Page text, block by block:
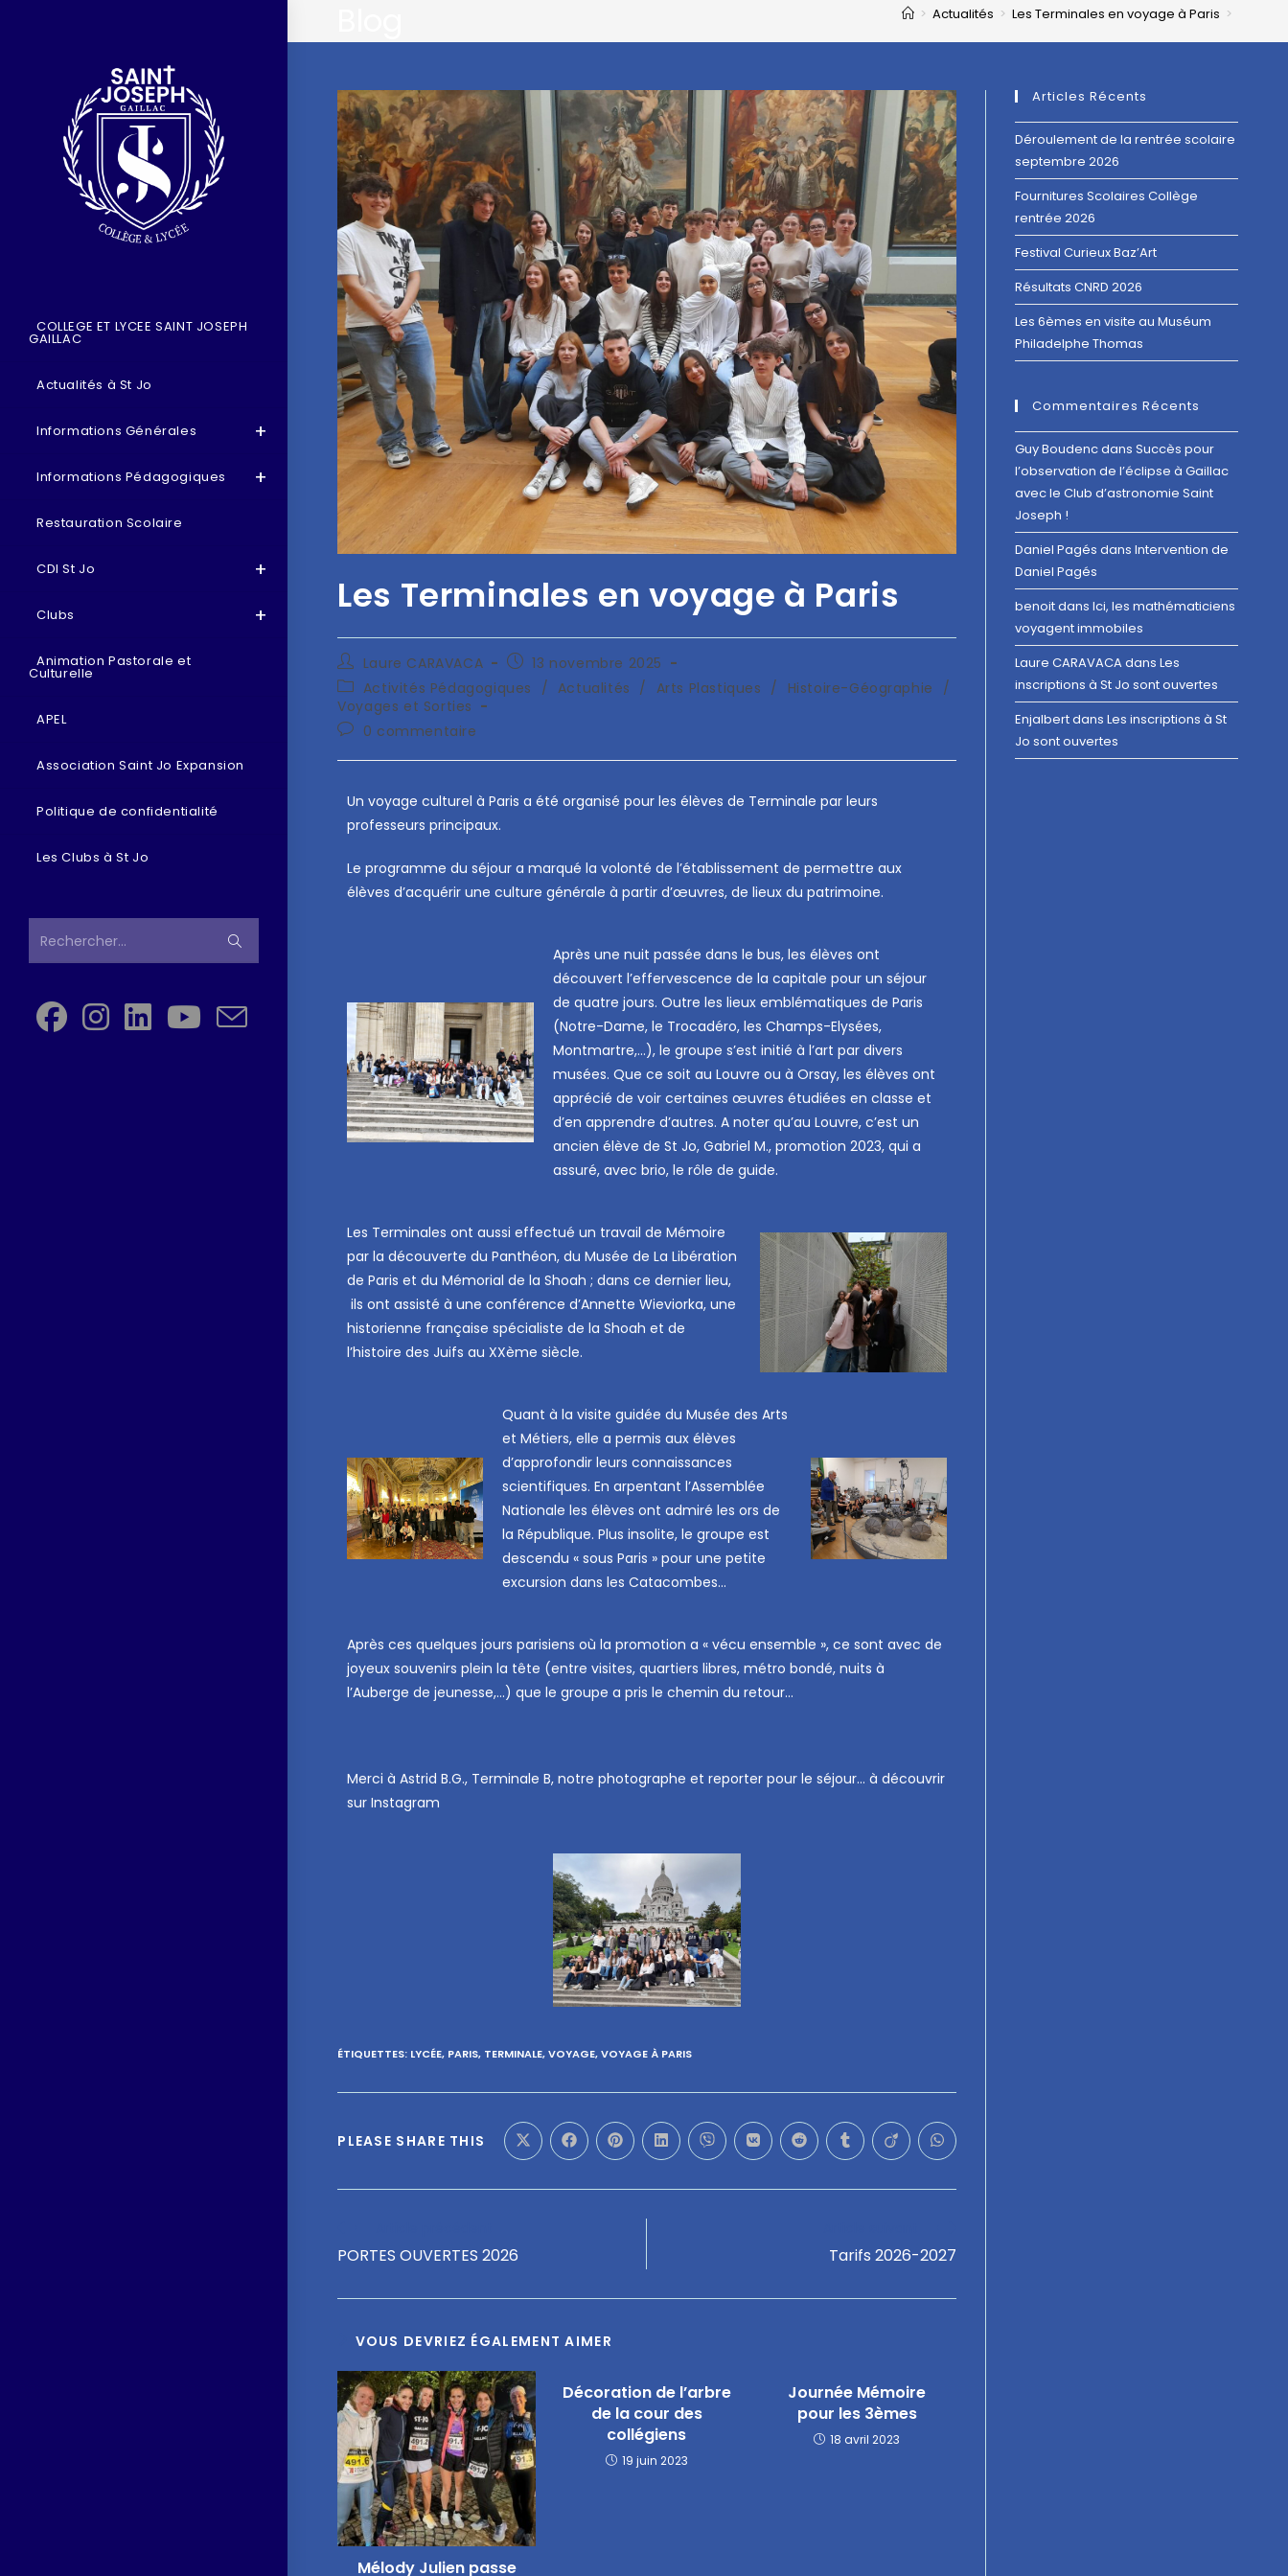
COLLEGE ET LYCEE SAINT JOSEPH
GAILLAC
Actualités à St Jo
Informations Générales
Informations Pédagogiques
Restauration Scolaire
CDI St Jo
Clubs
Animation Pastorale et
Culturelle
APEL
Association Saint Jo Expansion
Politique de confidentialité
Les Clubs à St Jo
Rechercher…
> Actualités > Les Terminales en voyage à Paris >
Les Terminales en voyage à Paris
Laure CARAVACA
13 novembre 2025
Activités Pédagogiques
/ Actualités / Arts Plastiques / Histoire-Géographie
/
Voyages et Sorties
0 commentaire
Un voyage culturel à Paris a été organisé pour les élèves de Terminale par leurs
professeurs principaux.
Le programme du séjour a marqué la volonté de l’établissement de permettre aux
élèves d’acquérir une culture générale à partir d’œuvres, de lieux du patrimoine.
Après une nuit passée dans le bus, les élèves ont
découvert l’effervescence de la capitale pour un séjour
de quatre jours. Outre les lieux emblématiques de Paris
(Notre-Dame, le Trocadéro, les Champs-Elysées,
Montmartre,…), le groupe s’est initié à l’art par divers
musées. Que ce soit au Louvre ou à Orsay, les élèves ont
apprécié de voir certaines œuvres étudiées en classe et
d’en apprendre d’autres. A noter qu’au Louvre, c’est un
ancien élève de St Jo, Gabriel M., promotion 2023, qui a
assuré, avec brio, le rôle de guide.
Les Terminales ont aussi effectué un travail de Mémoire
par la découverte du Panthéon, du Musée de La Libération
de Paris et du Mémorial de la Shoah ; dans ce dernier lieu,
ils ont assisté à une conférence d’Annette Wieviorka, une
historienne française spécialiste de la Shoah et de
l’histoire des Juifs au XXème siècle.
Quant à la visite guidée du Musée des Arts
et Métiers, elle a permis aux élèves
d’approfondir leurs connaissances
scientifiques. En arpentant l’Assemblée
Nationale les élèves ont admiré les ors de
la République. Plus insolite, le groupe est
descendu « sous Paris » pour une petite
excursion dans les Catacombes…
Après ces quelques jours parisiens où la promotion a « vécu ensemble », ce sont avec de
joyeux souvenirs plein la tête (entre visites, quartiers libres, métro bondé, nuits à
l’Auberge de jeunesse,…) que le groupe a pris le chemin du retour…
Merci à Astrid B.G., Terminale B, notre photographe et reporter pour le séjour… à découvrir
sur Instagram
ÉTIQUETTES: LYCÉE, PARIS, TERMINALE, VOYAGE, VOYAGE À PARIS
PLEASE SHARE THIS
PORTES OUVERTES 2026 Tarifs 2026-2027
VOUS DEVRIEZ ÉGALEMENT AIMER
Mélody Julien passe
Décoration de l’arbre
de la cour des
collégiens
19 juin 2023
Journée Mémoire
pour les 3èmes
18 avril 2023
Articles Récents
Déroulement de la rentrée scolaire
septembre 2026
Fournitures Scolaires Collège
rentrée 2026
Festival Curieux Baz’Art
Résultats CNRD 2026
Les 6èmes en visite au Muséum
Philadelphe Thomas
Commentaires Récents
Guy Boudencdans Succès pour
l’observation de l’éclipse à Gaillac
avec le Club d’astronomie Saint
Joseph !
Daniel Pagés dans Intervention de
Daniel Pagés
benoitdans Ici, les mathématiciens
voyagent immobiles
Laure CARAVACAdans Les
inscriptions à St Jo sont ouvertes
Enjalbertdans Les inscriptions à St
Jo sont ouvertes